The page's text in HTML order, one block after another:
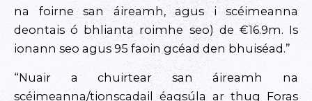
na foirne san áireamh, agus i scéimeanna
deontais ó bhlianta roimhe seo) de €16.9m. Is
ionann seo agus 95 faoin gcéad den bhuiséad.”
“Nuair a chuirtear san áireamh na
scéimeanna/tionscadail éagsúla ar thug Foras